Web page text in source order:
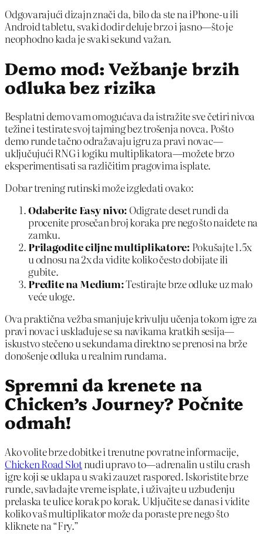
Odgovarajući dizajn znači da, bilo da ste na iPhone-u ili
Android tabletu, svaki dodir deluje brzo i jasno—što je
neophodno kada je svaki sekund važan.
Demo mod: Vežbanje brzih
odluka bez rizika
Besplatni demo vam omogućava da istražite sve četiri nivoa
težine i testirate svoj tajming bez trošenja novca. Pošto
demo runde tačno odražavaju igru za pravi novac—
uključujući RNG i logiku multiplikatora—možete brzo
eksperimentisati sa različitim pragovima isplate.
Dobar trening rutinski može izgledati ovako:
Odaberite Easy nivo: Odigrate deset rundi da
procenite prosečan broj koraka pre nego što naiđete na
zamku.
Prilagodite ciljne multiplikatore: Pokušajte 1.5x
u odnosu na 2x da vidite koliko često dobijate ili
gubite.
Pređite na Medium:Testirajte brze odluke uz malo
veće uloge.
Ova praktična vežba smanjuje krivulju učenja tokom igre za
pravi novac i usklađuje se sa navikama kratkih sesija—
iskustvo stečeno u sekundama direktno se prenosi na brže
donošenje odluka u realnim rundama.
Spremni da krenete na
Chicken’s Journey? Počnite
odmah!
Ako volite brze dobitke i trenutne povratne informacije,
Chicken Road Slotnudi upravo to—adrenalin u stilu crash
igre koji se uklapa u svaki zauzet raspored. Iskoristite brze
runde, savladajte vreme isplate, i uživajte u uzbuđenju
prelaska te ulice korak po korak. Uključite se danas i vidite
koliko vaš multiplikator može da poraste pre nego što
kliknete na “Fry.”